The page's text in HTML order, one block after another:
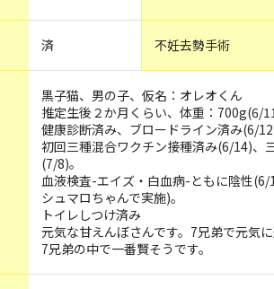
済 不妊去勢手術
黒子猫、男の子、仮名：オレオくん
推定生後２か月くらい、体重：700g(6/
健康診断済み、ブロードライン済み(6/
初回三種混合ワクチン接種済み(6/14)、
(7/8)。
血液検査-エイズ・白血病-ともに陰性(6/
シュマロちゃんで実施)。
トイレしつけ済み
元気な甘えんぼさんです。7兄弟で元気に
7兄弟の中で一番賢そうです。